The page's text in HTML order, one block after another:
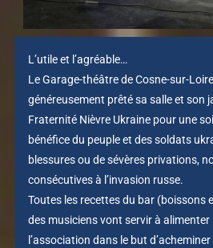
L’utile et l’agréable…
Le Garage-théâtre de Cosne-sur-
généreusement prêté sa salle et son
Fraternité Nièvre Ukraine pour une
bénéfice du peuple et des soldats
blessures ou de sévères privations,
consécutives à l’invasion russe.
Toutes les recettes du bar (boissons
des musiciens vont servir à alimenter
l’association dans le but